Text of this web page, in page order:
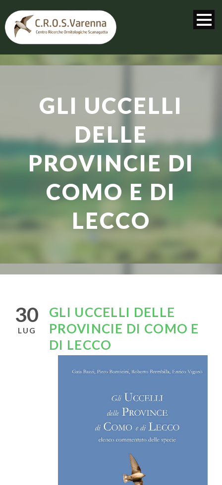
GLI UCCELLI
DELLE
PROVINCIE DI
COMO E DI
LECCO
30
LUG
GLI UCCELLI DELLE
PROVINCIE DI COMO E
DI LECCO